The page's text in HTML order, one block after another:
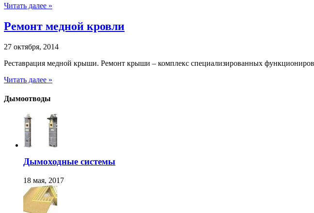
Читать далее »
Ремонт медной кровли
27 октября, 2014
Реставрация медной крыши. Ремонт крыши – комплекс специализированных
Читать далее »
Дымоотводы
Дымоходные системы
18 мая, 2017